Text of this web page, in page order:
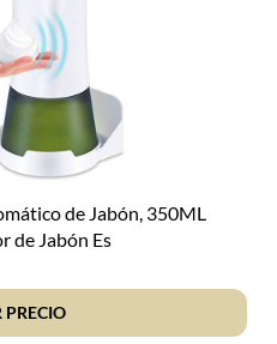
de Jabón, 350ML
de Jabón Es
PRECIO